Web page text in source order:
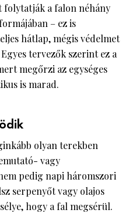
folytatják a falon néhány
– ez is
hátlap, mégis védelmet
tervezők szerint ez a
megőrzi az egységes
is marad.
olyan terekben
vagy
pedig napi háromszori
serpenyőt vagy olajos
hogy a fal megsérül.